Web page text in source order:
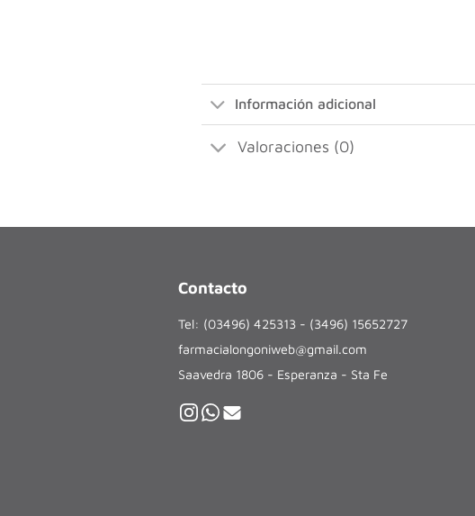
Información adicional
Valoraciones (0)
Contacto
Tel: (03496) 425313 - (3496) 15652727
farmacialongoniweb@gmail.com
Saavedra 1806 - Esperanza - Sta Fe